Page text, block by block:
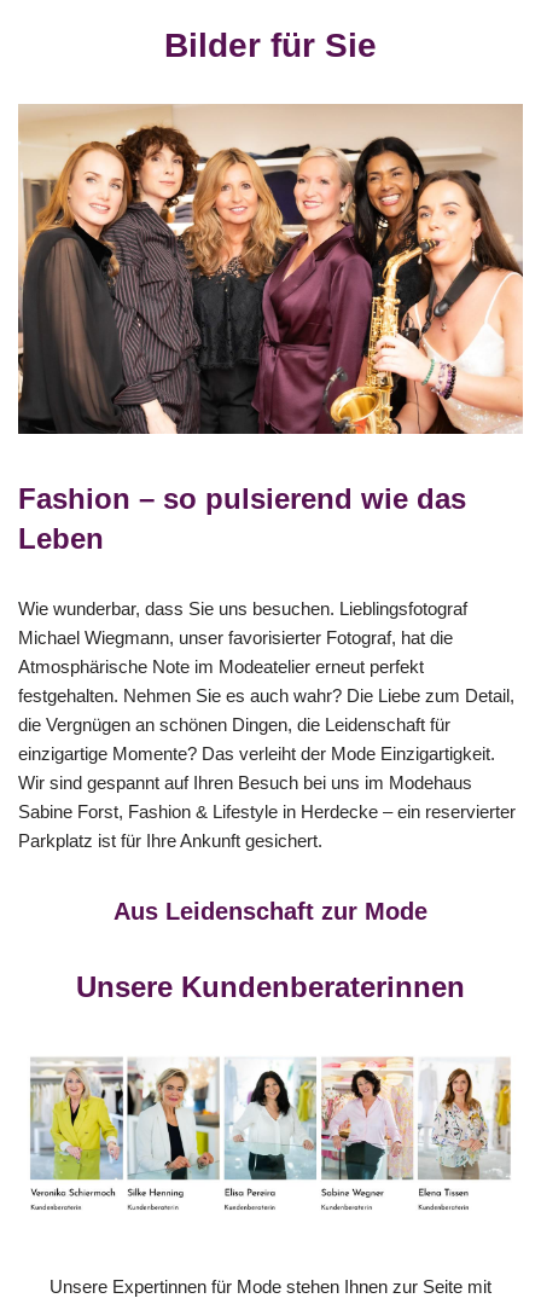
Bilder für Sie
Fashion – so pulsierend wie das
Leben
Wie wunderbar, dass Sie uns besuchen. Lieblingsfotograf
Michael Wiegmann, unser favorisierter Fotograf, hat die
Atmosphärische Note im Modeatelier erneut perfekt
festgehalten. Nehmen Sie es auch wahr? Die Liebe zum Detail,
die Vergnügen an schönen Dingen, die Leidenschaft für
einzigartige Momente? Das verleiht der Mode Einzigartigkeit.
Wir sind gespannt auf Ihren Besuch bei uns im Modehaus
Sabine Forst, Fashion & Lifestyle in Herdecke – ein reservierter
Parkplatz ist für Ihre Ankunft gesichert.
Aus Leidenschaft zur Mode
Unsere Kundenberaterinnen
Unsere Expertinnen für Mode stehen Ihnen zur Seite mit